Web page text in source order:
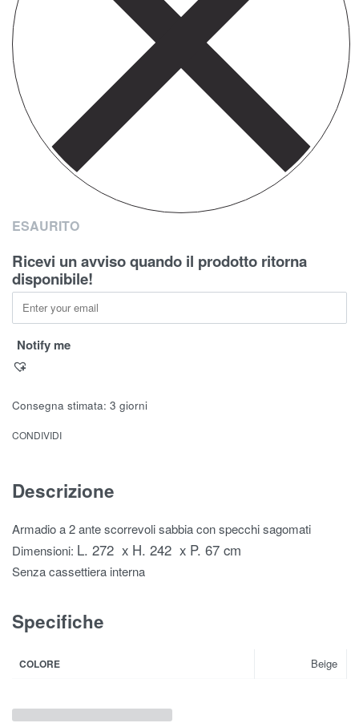
ESAURITO
Ricevi un avviso quando il prodotto ritorna
disponibile!
Notify me
Consegna stimata: 3 giorni
CONDIVIDI
Descrizione
Armadio a 2 ante scorrevoli sabbia con specchi sagomati
Dimensioni: L. 272 x H. 242 x P. 67 cm
Senza cassettiera interna
Specifiche
COLORE Beige